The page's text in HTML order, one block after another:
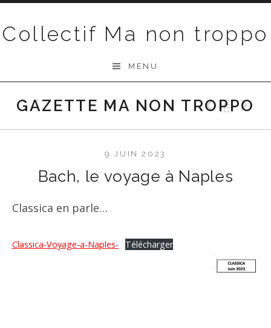
Collectif Ma non troppo
MENU
GAZETTE MA NON TROPPO
Bach, le voyage à Naples
9 JUIN 2023
Classica en parle…
Classica-Voyage-a-Naples- Télécharger